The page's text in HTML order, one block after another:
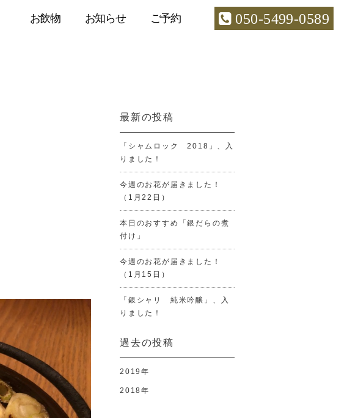
お飲物 お知らせ ご予約 050-5499-0589
最新の投稿
「シャムロック 2018」、入
りました！
今週のお花が届きました！
（1月22日）
本日のおすすめ「銀だらの煮
付け」
今週のお花が届きました！
（1月15日）
「銀シャリ 純米吟醸」、入
りました！
過去の投稿
2019年
2018年